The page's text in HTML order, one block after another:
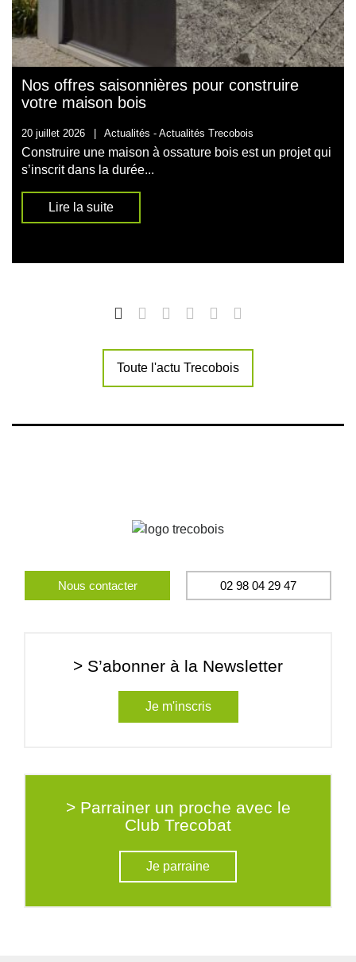
Nos offres saisonnières pour construire
votre maison bois
20 juillet 2026 | Actualités - Actualités Trecobois
Construire une maison à ossature bois est un projet qui
s’inscrit dans la durée...
Lire la suite
Toute l'actu Trecobois
Nous contacter 02 98 04 29 47
> S’abonner à la Newsletter
Je m'inscris
> Parrainer un proche avec le
Club Trecobat
Je parraine